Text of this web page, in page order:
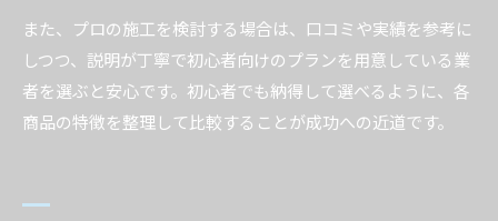
また、プロの施工を検討する場合は、口コミや実績を参考に
しつつ、説明が丁寧で初心者向けのプランを用意している業
者を選ぶと安心です。初心者でも納得して選べるように、各
商品の特徴を整理して比較することが成功への近道です。